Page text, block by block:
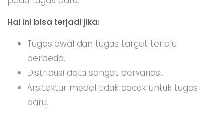
Hal ini bisa terjadi jika:
Tugas awal dan tugas target terlalu
berbeda.
Distribusi data sangat bervariasi.
Arsitektur model tidak cocok untuk tugas
baru.